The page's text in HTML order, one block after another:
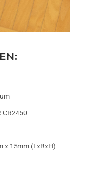
CR2450
x 15mm (LxBxH)